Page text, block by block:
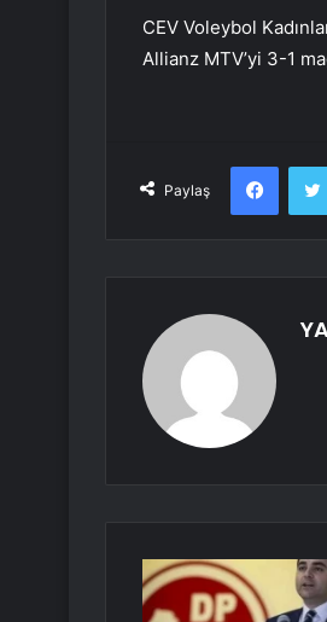
CEV Voleybol
Allianz MTV’yi 3-1
Paylaş